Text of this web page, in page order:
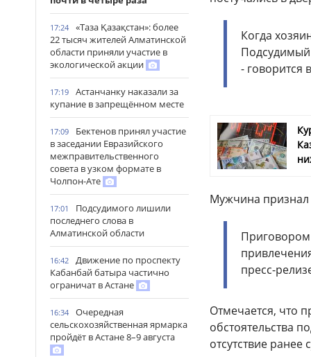
17:24
«Таза Қазақстан»: более
22 тысяч жителей Алматинской
области приняли участие в
экологической акции
17:19
Астанчанку наказали за
купание в запрещённом месте
17:09
Бектенов принял участие
в заседании Евразийского
межправительственного
совета в узком формате в
Чолпон-Ате
17:01
Подсудимого лишили
последнего слова в
Алматинской области
16:42
Движение по проспекту
Кабанбай батыра частично
ограничат в Астане
16:34
Очередная
сельскохозяйственная ярмарка
пройдёт в Астане 8–9 августа
Когда
- говорится
Мужчина признал
пресс-
Отмечается, что
обстоятельства
отсутствие